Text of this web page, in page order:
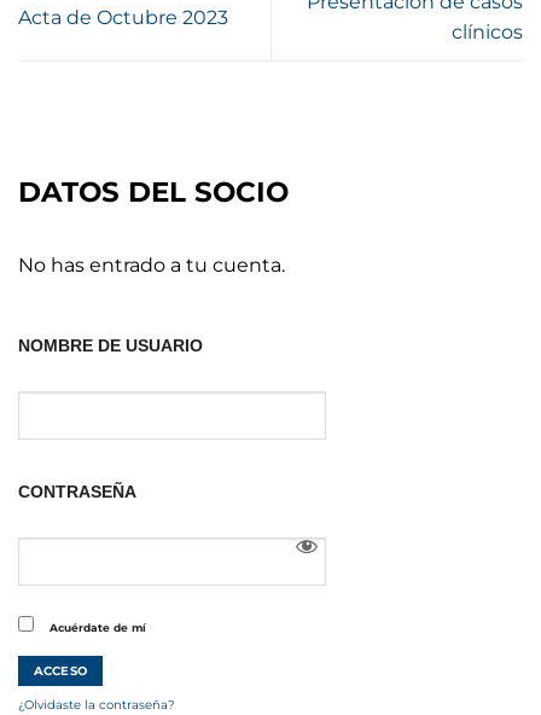
Acta de Octubre 2023
clínicos
DATOS DEL SOCIO
No has entrado a tu cuenta.
NOMBRE DE USUARIO
CONTRASEÑA
Acuérdate de mí
¿Olvidaste la contraseña?